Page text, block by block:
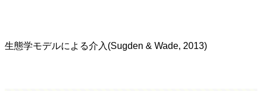
生態学モデルによる介入(Sugden & Wade, 2013)